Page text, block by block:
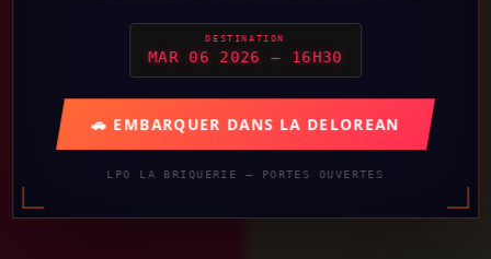
Je suis ou je suis le parent d'unélève,
étudiant ou apprentidu LPO La Briquerie.
JE CLIQUE ICI
l'établissementqui souhaite découvrir ou en
apprendre davantage sur le LPO La Briquerie
DESTINATION
MAR 06 2026 — 16H30
🚗 EMBARQUER DANS LA DELOREAN
LPO LA BRIQUERIE — PORTES OUVERTES